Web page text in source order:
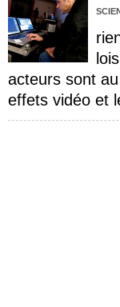
acteurs sont
effets vidéo et